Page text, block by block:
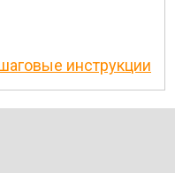
инструкции